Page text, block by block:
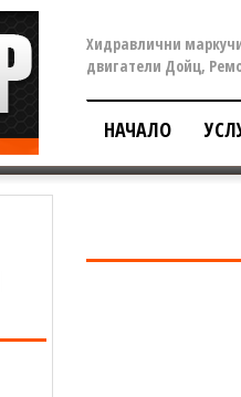
Хидравлични
двигатели Дойц,
НАЧАЛО